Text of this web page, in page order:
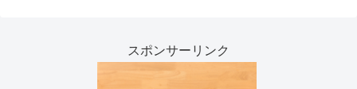
スポンサーリンク